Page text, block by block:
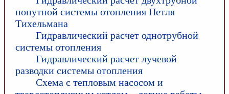
попутной системы отопления Петля
Тихельмана
Гидравлический расчет однотрубной
системы отопления
Гидравлический расчет лучевой
разводки системы отопления
Схема с тепловым насосом и